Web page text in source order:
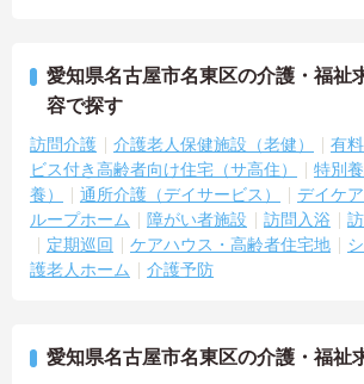
愛知県名古屋市名東区の介護・福祉
容で探す
訪問介護 介護老人保健施設（老健） 有
ビス付き高齢者向け住宅（サ高住）
特別
養）
通所介護（デイサービス） デイケ
ループホーム
障がい者施設 訪問入浴
定期巡回
ケアハウス・高齢者住宅地
護老人ホーム
介護予防
愛知県名古屋市名東区の介護・福祉